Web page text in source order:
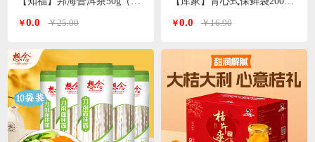
￥0.0 ￥25.00 ￥0.0 ￥16.90